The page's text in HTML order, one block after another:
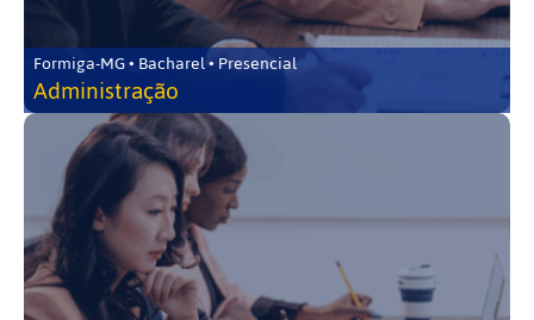
Formiga-MG • Bacharel • Presencial
Administração